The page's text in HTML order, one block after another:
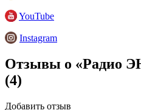
YouTube
Instagram
Отзывы о «Радио
(4)
Добавить отзыв